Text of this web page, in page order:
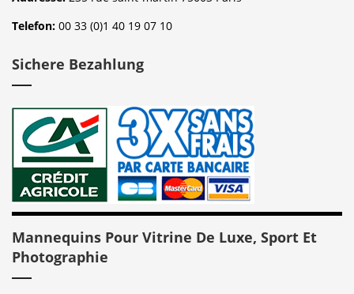
Telefon: 00 33 (0)1 40 19 07 10
Sichere Bezahlung
Mannequins Pour Vitrine De Luxe, Sport Et
Photographie